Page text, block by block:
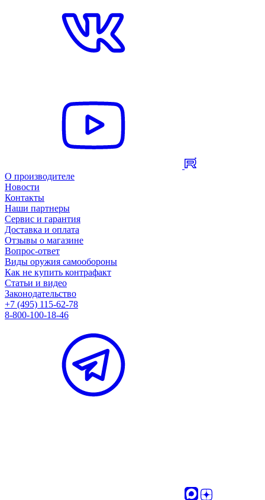
О производителе
Новости
Контакты
Наши партнеры
Сервис и гарантия
Доставка и оплата
Отзывы о магазине
Вопрос-ответ
Виды оружия самообороны
Как не купить контрафакт
Статьи и видео
Законодательство
+7 (495) 115-62-78
8-800-100-18-46